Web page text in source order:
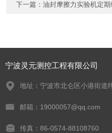
下一篇：油封摩擦力实验机定
宁波灵元测控工程有限公司
地址：宁波市北仑区小港街道
邮箱：19000057@qq.com
传真：86-0574-88108760